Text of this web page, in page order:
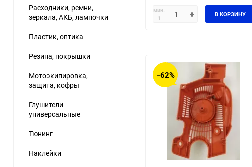
Расходники, ремни,
зеркала, АКБ, лампочки
Пластик, оптика
Резина, покрышки
Мотоэкипировка,
защита, кофры
Глушители
универсальные
Тюнинг
Наклейки
мин.
1
В КОРЗИНУ
−62%